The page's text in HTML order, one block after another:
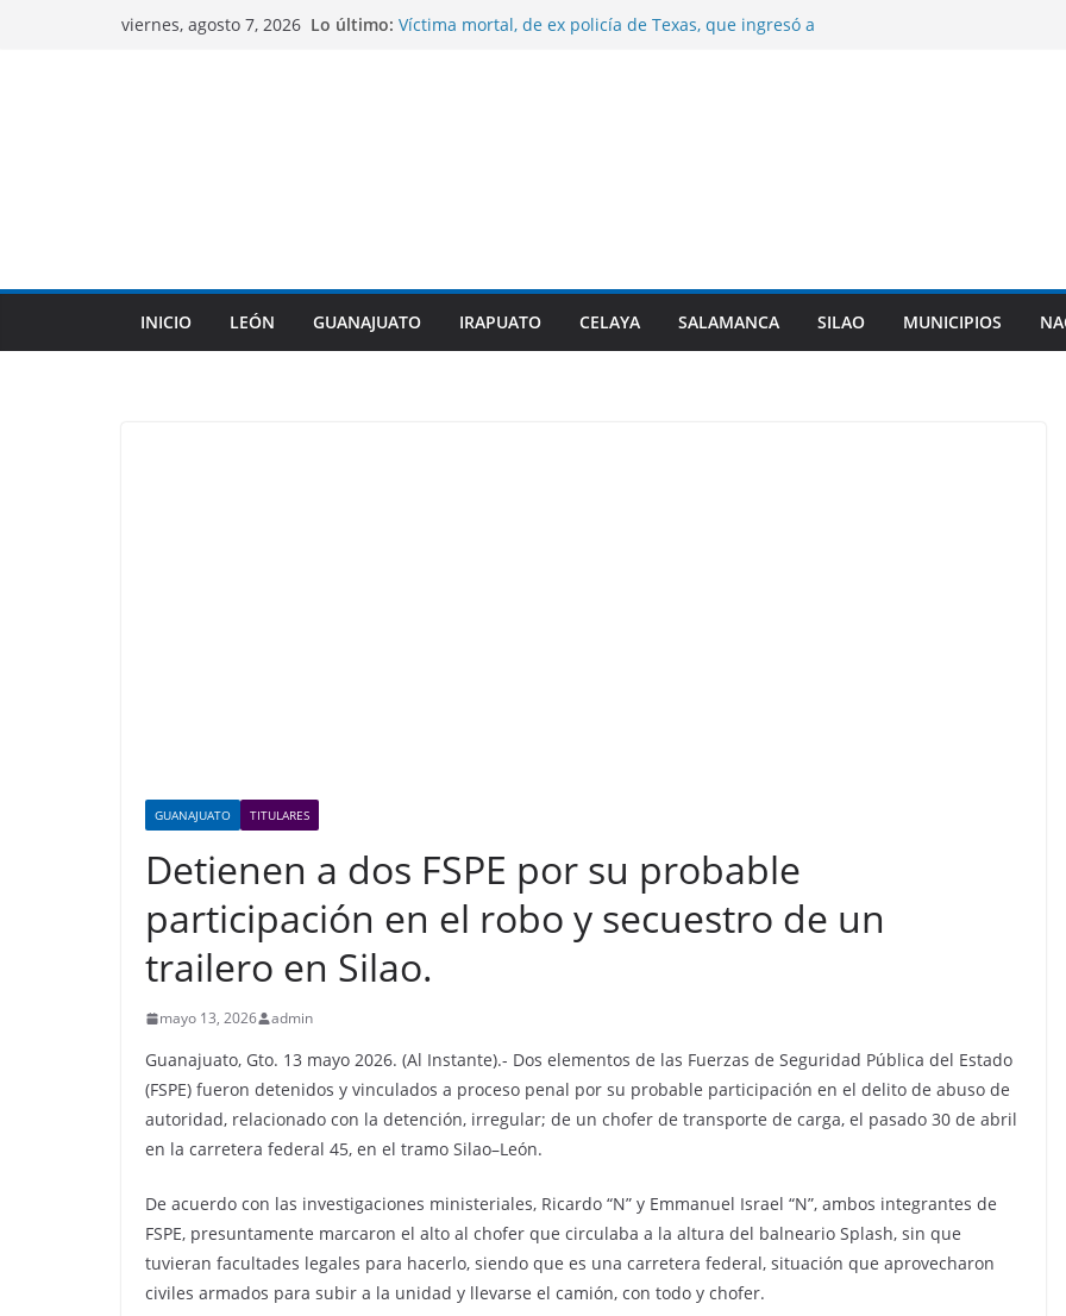
viernes, agosto 7, 2026 Lo último: Víctima mortal, de ex policía de Texas, que ingresó a
INICIO LEÓN GUANAJUATO IRAPUATO CELAYA SALAMANCA SILAO MUNICIPIOS
GUANAJUATO TITULARES
Detienen a dos FSPE por su probable
participación en el robo y secuestro de un
trailero en Silao.
mayo 13, 2026 admin
Guanajuato, Gto. 13 mayo 2026. (Al Instante).- Dos elementos de las Fuerzas de Seguridad Pública del Estado
(FSPE) fueron detenidos y vinculados a proceso penal por su probable participación en el delito de abuso de
autoridad, relacionado con la detención, irregular; de un chofer de transporte de carga, el pasado 30 de abril
en la carretera federal 45, en el tramo Silao–León.
De acuerdo con las investigaciones ministeriales, Ricardo “N” y Emmanuel Israel “N”, ambos integrantes de
FSPE, presuntamente marcaron el alto al chofer que circulaba a la altura del balneario Splash, sin que
tuvieran facultades legales para hacerlo, siendo que es una carretera federal, situación que aprovecharon
civiles armados para subir a la unidad y llevarse el camión, con todo y chofer.